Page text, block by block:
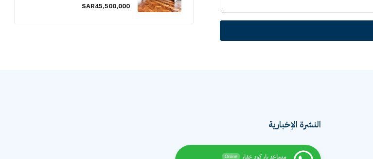
SAR45,500,000
النشرة الإخبارية
مساعد باركود عقار Online